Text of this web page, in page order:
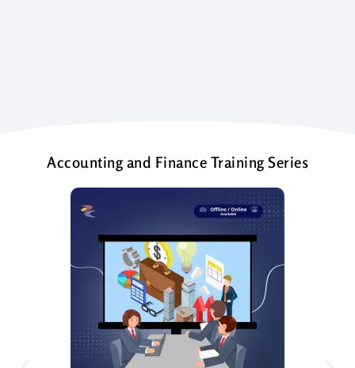
Accounting and Finance Training Series